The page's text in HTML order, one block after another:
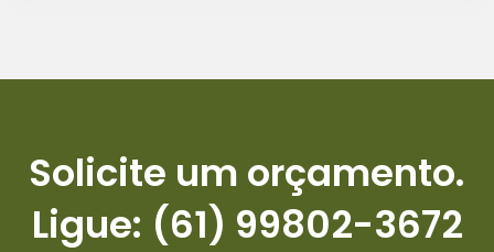
Solicite um orçamento.
Ligue: (61) 99802-3672